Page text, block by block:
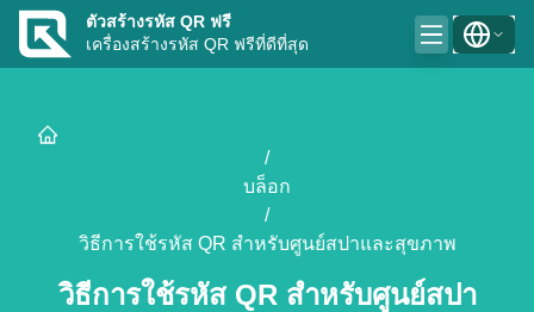
ตัวสร้างรหัส QR ฟรี
เครื่องสร้างรหัส QR ฟรีที่ดีที่สุด
/
บล็อก
/
วิธีการใช้รหัส QR สำหรับศูนย์สปาและสุขภาพ
วิธีการใช้รหัส QR สำหรับศูนย์สปา